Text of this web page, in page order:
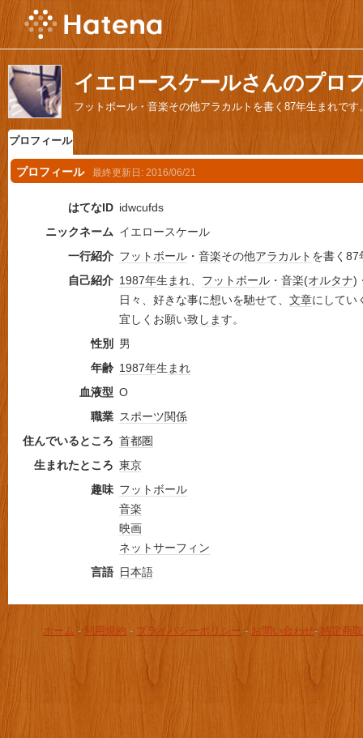
イエロースケールさんのプロ
フットボール・音楽その他アラカルトを書く87年生まれです
プロフィール
プロフィール 最終更新日: 2016/06/21
はてなID idwcufds
ニックネーム イエロースケール
一行紹介 フットボール ・ 音楽その他アラカルト を書く87
自己紹介 1987年生まれ、 フットボール ・ 音楽(オルタナ)
日々、好きな事に想いを馳せて、 文章にしてい
宜しくお願い致します。
性別
男
年齢 1987年生まれ
血液型 O
職業 スポーツ関係
住んでいるところ 首都圏
生まれたところ 東京
趣味 フットボール
音楽
映画
ネットサーフィン
言語 日本語
ホーム - 利用規約 - プライバシーポリシー - お問い合わせ- 特定商